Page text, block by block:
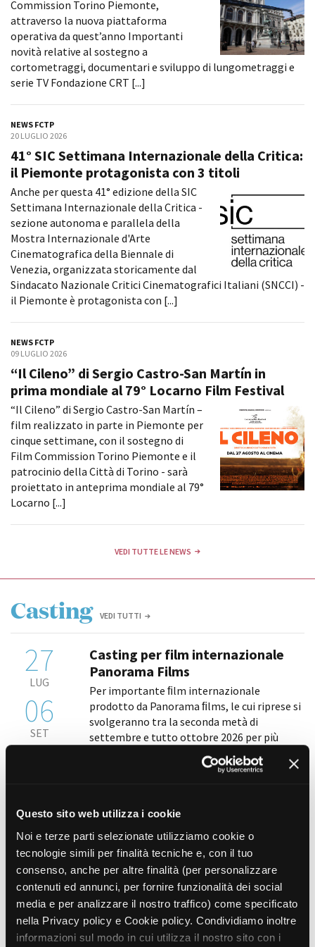
Questo sito web utilizza i cookie
Noi e terze parti selezionate utilizziamo cookie o
tecnologie simili per finalità tecniche e, con il tuo
consenso, anche per altre finalità (per personalizzare
contenuti ed annunci, per fornire funzionalità dei social
media e per analizzare il nostro traffico) come specificato
nella Privacy policy e Cookie policy. Condividiamo inoltre
informazioni sul modo in cui utilizza il nostro sito con i
Short Film Fund
PRODUCTION GUIDE
Società di produzione
Strutture di servizio
Beginners
LOCATION GUIDE
FILM DATABASE
BOOK DATABASE
NEWS
CASTING
Torino Film Festival
David di Donatello
Nastri d’Argento
Premio Solinas
Newsletter
Lavora con noi
Stage - Tirocini - Scuola e
Lavoro
Elenco Operatori Economici
per affidamento lavori in
Amministrazione trasparente
Bandi e gare
Contatti
Privacy
Cookie policy
Whistleblowing
Credits
Commission Torino Piemonte,
attraverso la nuova piattaforma
operativa da quest’anno Importanti
novità relative al sostegno a
cortometraggi, documentari e sviluppo di lungometraggi e
serie TV Fondazione CRT [...]
NEWS FCTP
20 LUGLIO 2026
41° SIC Settimana Internazionale della Critica:
il Piemonte protagonista con 3 titoli
Anche per questa 41° edizione della SIC
Settimana Internazionale della Critica -
sezione autonoma e parallela della
Mostra Internazionale d'Arte
Cinematografica della Biennale di
Venezia, organizzata storicamente dal
Sindacato Nazionale Critici Cinematografici Italiani (SNCCI) -
il Piemonte è protagonista con [...]
NEWS FCTP
09 LUGLIO 2026
“Il Cileno” di Sergio Castro-San Martín in
prima mondiale al 79° Locarno Film Festival
“Il Cileno” di Sergio Castro-San Martín –
film realizzato in parte in Piemonte per
cinque settimane, con il sostegno di
Film Commission Torino Piemonte e il
patrocinio della Città di Torino - sarà
proiettato in anteprima mondiale al 79°
Locarno [...]
VEDI TUTTE LE NEWS
Casting VEDI TUTTI
27
LUG
06
SET
Casting per film internazionale
Panorama Films
Per importante ﬁlm internazionale
prodotto da Panorama ﬁlms, le cui riprese si
svolgeranno tra la seconda metà di
settembre e tutto ottobre 2026 per più
giornate di lavoro, la produzione è alla
ricerca, nel ruolo di ﬁgurazioni speciali, di
27
LUG
31
AGO
Casting per lungometraggio
indipendente
Per la realizzazione di un lungometraggio
diretto da Andrea Icardi, la società di
produzione La Mia Strada s.r.l è alla ricerca
delle seguenti comparse: • uomini e donne di
età compresa tra i 18 e i 75 anni • minori di
età [...]